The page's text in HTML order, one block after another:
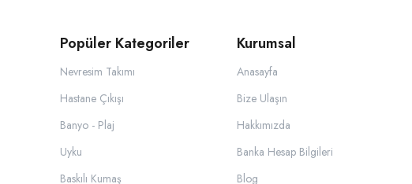
Popüler Kategoriler
Nevresim Takımı
Hastane Çıkışı
Banyo - Plaj
Uyku
Baskılı Kumaş
Kurumsal
Anasayfa
Bize Ulaşın
Hakkımızda
Banka Hesap Bilgileri
Blog